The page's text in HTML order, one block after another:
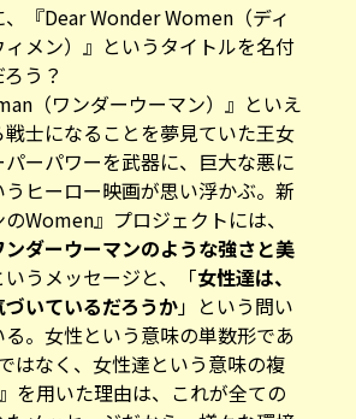
『Dear Wonder Women（ディ
メン）』というタイトルを名付
う？
（ワンダーウーマン）』といえ
士になることを夢見ていた王女
ーパワーを武器に、巨大な悪に
ヒーロー映画が思い浮かぶ。新
Women』プロジェクトには、
ダーウーマンのような強さと美
いうメッセージと、「女性達は、
いているだろうか」という問い
。女性という意味の単数形であ
はなく、女性達という意味の複
を用いた理由は、これが全ての